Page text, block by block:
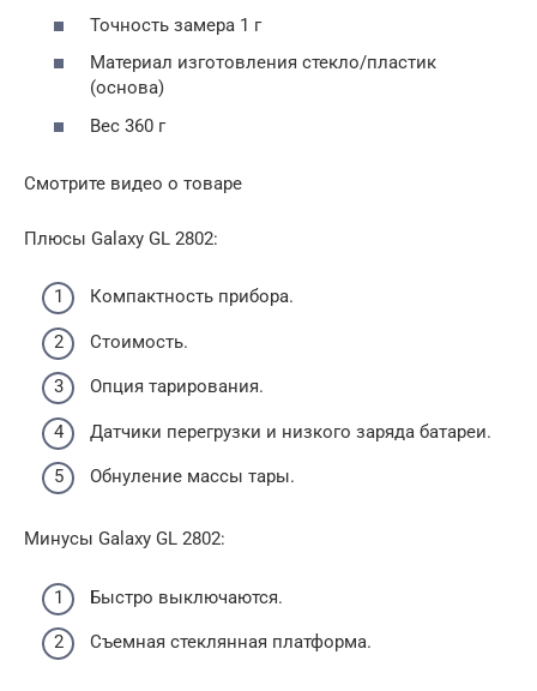
Точность замера 1 г
Материал изготовления стекло/пластик
(основа)
Вес 360 г
Смотрите видео о товаре
Плюсы Galaxy GL 2802:
Компактность прибора.
Стоимость.
Опция тарирования.
Датчики перегрузки и низкого заряда батареи.
Обнуление массы тары.
Минусы Galaxy GL 2802:
Быстро выключаются.
Съемная стеклянная платформа.